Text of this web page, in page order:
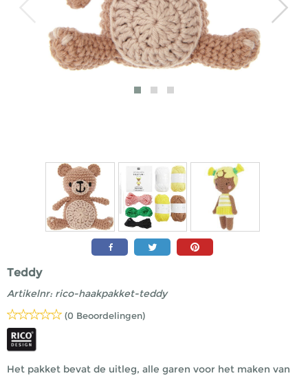
Teddy
Artikelnr: rico-haakpakket-teddy
(0 Beoordelingen)
Het pakket bevat de uitleg, alle garen voor het maken van